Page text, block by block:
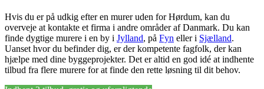
Hvis du er på udkig efter en murer uden for Hørdum, kan du
overveje at kontakte et firma i andre områder af Danmark. Du kan
finde dygtige murere i en by i Jylland, på Fyn eller i Sjælland.
Uanset hvor du befinder dig, er der kompetente fagfolk, der kan
hjælpe med dine byggeprojekter. Det er altid en god idé at indhente
tilbud fra flere murere for at finde den rette løsning til dit behov.